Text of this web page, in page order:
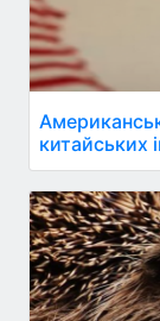
китайських